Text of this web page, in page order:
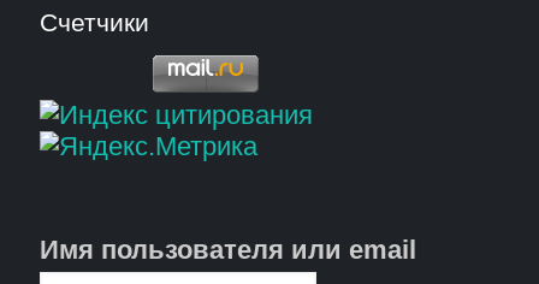
Счетчики
Имя пользователя или email